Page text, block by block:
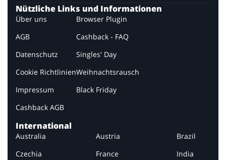
Nützliche Links und Informationen
Über uns
AGB
Datenschutz
Cookie Richtlinien
Impressum
Cashback AGB
Browser Plugin
Cashback - FAQ
Singles' Day
Weihnachtsrausch
Black Friday
International
Australia Austria
Brazil
Czechia
France
India